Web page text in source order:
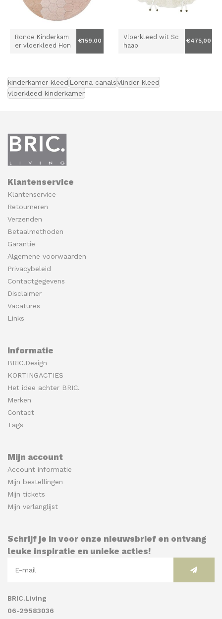
Ronde Kinderkam
er vloerkleed Hon
€159,00
Vloerkleed wit Sc
haap
€475,00
kinderkamer kleed Lorena canalsvlinder kleed
vloerkleed kinderkamer
Klantenservice
Klantenservice
Retourneren
Verzenden
Betaalmethoden
Garantie
Algemene voorwaarden
Privacybeleid
Contactgegevens
Disclaimer
Vacatures
Links
Informatie
BRIC.Design
KORTINGACTIES
Het idee achter BRIC.
Merken
Contact
Tags
Mijn account
Account informatie
Mijn bestellingen
Mijn tickets
Mijn verlanglijst
Schrijf je in voor onze nieuwsbrief en ontvang
leuke inspiratie en unieke acties!
BRIC.Living
06-29583036